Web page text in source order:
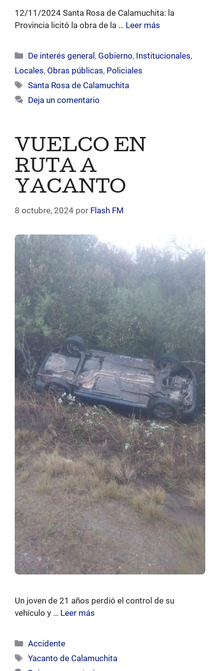
12/11/2024 Santa Rosa de Calamuchita: la
Provincia licitó la obra de la … Leer más
Categorías
De interés general, Gobierno, Institucionales,
Locales, Obras públicas, Policiales
Etiquetas
Santa Rosa de Calamuchita
Deja un comentario
VUELCO EN
RUTA A
YACANTO
8 octubre, 2024 por Flash FM
Un joven de 21 años perdió el control de su
vehículo y … Leer más
Categorías
Accidente
Etiquetas
Yacanto de Calamuchita